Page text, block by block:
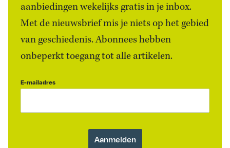
aanbiedingen wekelijks gratis in je inbox.
Met de nieuwsbrief mis je niets op het gebied
van geschiedenis. Abonnees hebben
onbeperkt toegang tot alle artikelen.
E-mailadres